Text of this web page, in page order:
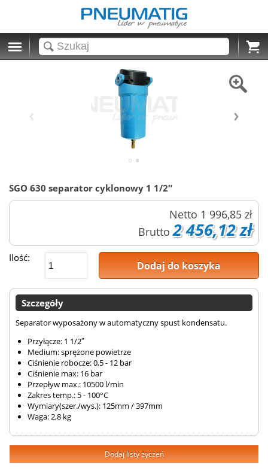
Cart
SGO 630 separator cyklonowy 1 1/2″
Netto 1 996,85 zł
Brutto 2 456,12 zł
Ilość:
Dodaj do koszyka
Szczegóły
Separator wyposażony w automatyczny spust kondensatu.
Przyłącze: 1 1/2″
Medium: sprężone powietrze
Ciśnienie robocze: 0,5 - 12 bar
Ciśnienie max: 16 bar
Przepływ max.: 10500 l/min
Zakres temp.: 5 - 100°C
Wymiary(szer./wys.): 125mm / 397mm
Waga: 2,8 kg
Dodaj listy życzeń